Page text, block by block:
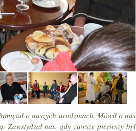
o naszych urodzinach. Mówił o nas
nas, gdy zawsze pierwszy był